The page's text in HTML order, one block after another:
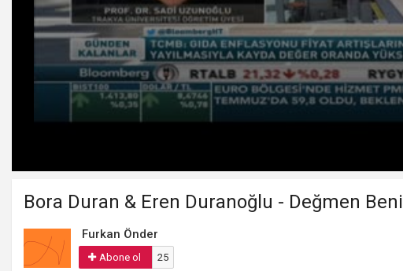
Bora Duran & Eren Duranoğlu - Değmen
Furkan Önder
Abone ol 25